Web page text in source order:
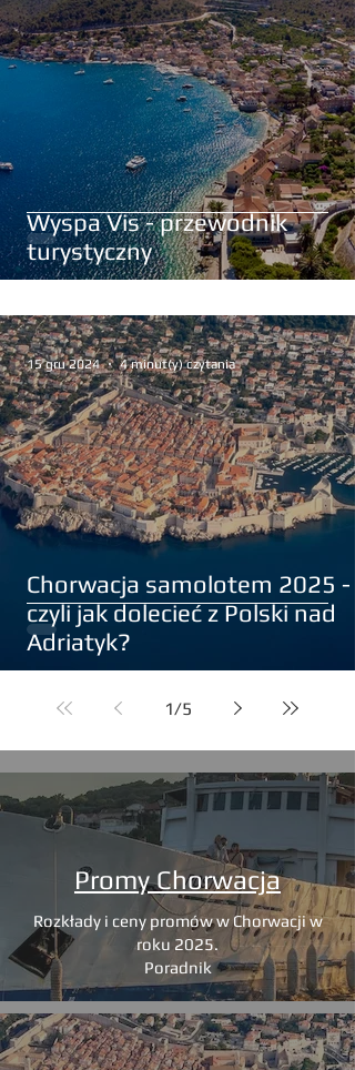
Wyspa Vis - przewodnik
turystyczny
Chorwacja samolotem 2025 -
czyli jak dolecieć z Polski nad
Adriatyk?
15 gru 2024 4 minut(y) czytania
1/5
Promy Chorwacja
Rozkłady i ceny promów w Chorwacji w
roku 2025.
Poradnik